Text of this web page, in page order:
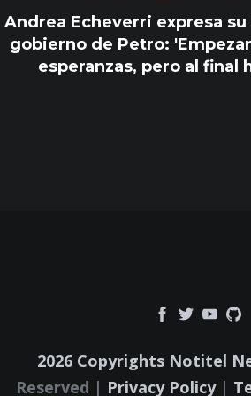
Andrea Echeverri expresa
gobierno de Petro:
esperanzas, pero al final
2026 Copyrights Notitel
Reserved | Privacy Policy|